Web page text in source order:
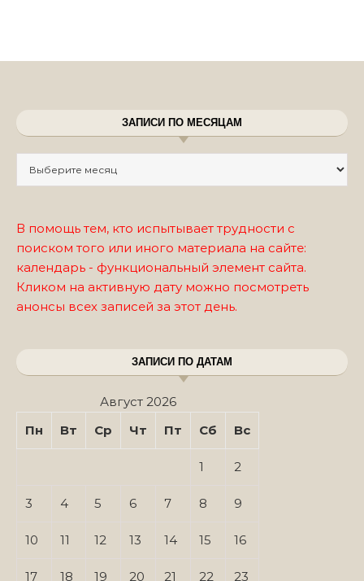
ЗАПИСИ ПО МЕСЯЦАМ
В помощь тем, кто испытывает трудности с
поиском того или иного материала на сайте:
календарь - функциональный элемент сайта.
Кликом на активную дату можно посмотреть
анонсы всех записей за этот день.
ЗАПИСИ ПО ДАТАМ
Август 2026
Пн
Вт Ср Чт Пт Сб Вс
1 2
3 4 5 6 7 8 9
10 11 12 13 14 15 16
17 18 19 20 21 22 23